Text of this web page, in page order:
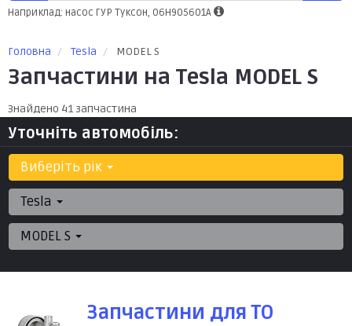
Наприклад: насос ГУР Туксон, 06H905601A
Головна Tesla MODEL S
Запчастини на Tesla MODEL S
Знайдено 41 запчастина
Уточніть автомобіль:
Виберіть рік
Tesla
MODEL S
Запчастини для ТО